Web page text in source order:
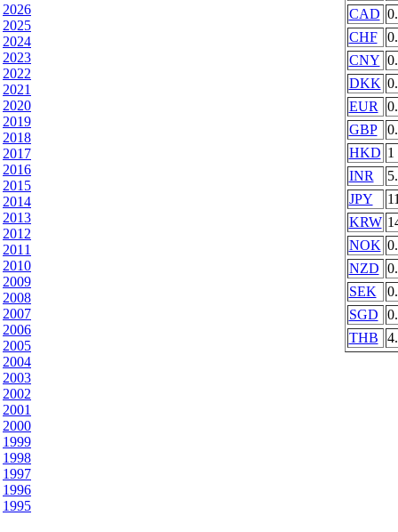
2026
2025
2024
2023
2022
2021
2020
2019
2018
2017
2016
2015
2014
2013
2012
2011
2010
2009
2008
2007
2006
2005
2004
2003
2002
2001
2000
1999
1998
1997
1996
1995
CAD
CHF
CNY
DKK
EUR
GBP
HKD 1
INR
JPY
KRW
NOK
NZD
SEK
SGD
THB